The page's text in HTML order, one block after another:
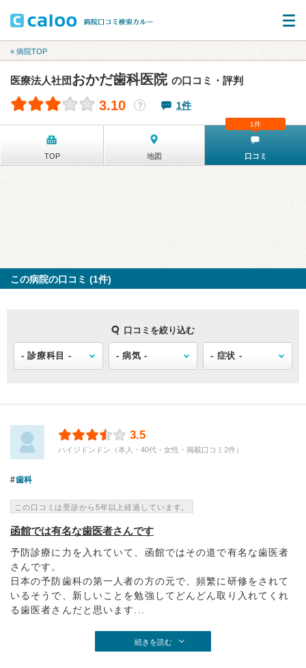
« 病院TOP
医療法人社団おかだ歯科医院 の口コミ・評判
3.10 ？ 1件
TOP 地図 口コミ
1件
この病院の口コミ (1件)
口コミを絞り込む
3.5
ハイジドンドン（本人・40代・女性・掲載口コミ2件）
歯科
この口コミは受診から5年以上経過しています。
函館では有名な歯医者さんです
予防診療に力を入れていて、函館ではその道で有名な歯医者
さんです。
日本の予防歯科の第一人者の方の元で、頻繁に研修をされて
いるそうで、新しいことを勉強してどんどん取り入れてくれ
る歯医者さんだと思います...
続きを読む